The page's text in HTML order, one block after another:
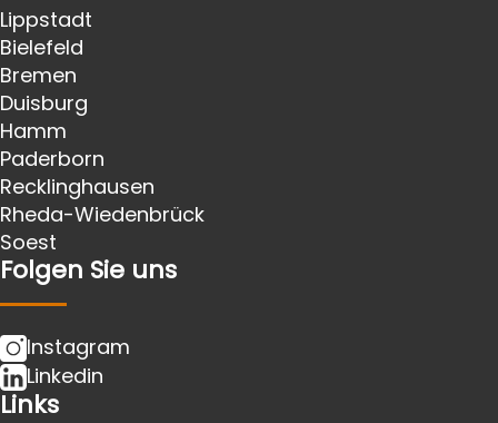
Lippstadt
Bielefeld
Bremen
Duisburg
Hamm
Paderborn
Recklinghausen
Rheda-Wiedenbrück
Soest
Folgen Sie uns
Instagram
Linkedin
Links